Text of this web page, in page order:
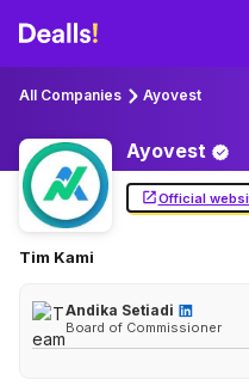
All Companies Ayovest
Ayovest
Official
Tim Kami
Andika Setiadi
Board of Commissioner